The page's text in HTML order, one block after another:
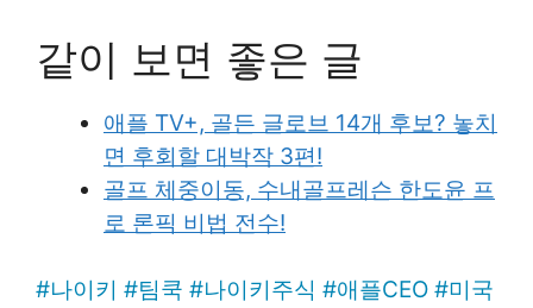
같이 보면 좋은 글
애플 TV+, 골든 글로브 14개 후보? 놓치
면 후회할 대박작 3편!
골프 체중이동, 수내골프레슨 한도윤 프
로 론픽 비법 전수!
#나이키 #팀쿡 #나이키주식 #애플CEO #미국